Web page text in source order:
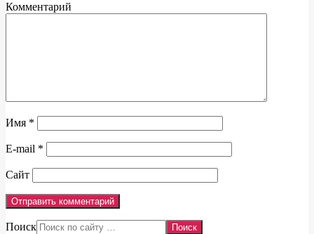
Комментарий
Имя *
E-mail *
Сайт
Поиск